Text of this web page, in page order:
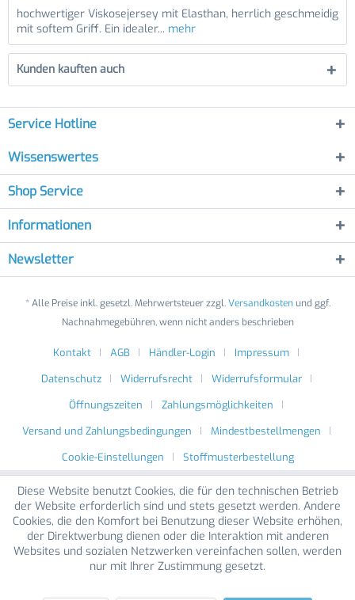
hochwertiger Viskosejersey mit Elasthan, herrlich geschmeidig
mit softem Griff. Ein idealer... mehr
Kunden kauften auch
Service Hotline
Wissenswertes
Shop Service
Informationen
Newsletter
* Alle Preise inkl. gesetzl. Mehrwertsteuer zzgl.Versandkostenund ggf.
Nachnahmegebühren, wenn nicht anders beschrieben
Kontakt AGB Händler-Login
Impressum
Datenschutz
Widerrufsrecht
Widerrufsformular
Öffnungszeiten
Zahlungsmöglichkeiten
Versand und Zahlungsbedingungen
Mindestbestellmengen
Cookie-Einstellungen
Stoffmusterbestellung
Diese Website benutzt Cookies, die für den technischen Betrieb
der Website erforderlich sind und stets gesetzt werden. Andere
Cookies, die den Komfort bei Benutzung dieser Website erhöhen,
der Direktwerbung dienen oder die Interaktion mit anderen
Websites und sozialen Netzwerken vereinfachen sollen, werden
nur mit Ihrer Zustimmung gesetzt.